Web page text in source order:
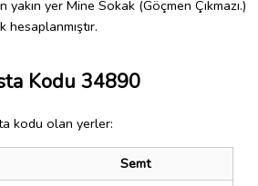
yakın yer Mine Sokak (Göçmen Çıkmazı.)
Kodu 34890
kodu olan yerler:
Semt